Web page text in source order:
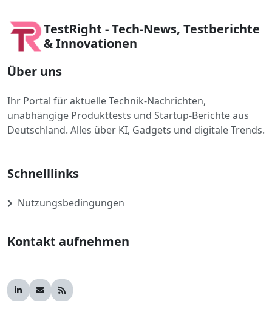
TestRight - Tech-News, Testberichte
& Innovationen
Über uns
Ihr Portal für aktuelle Technik-Nachrichten,
unabhängige Produkttests und Startup-Berichte aus
Deutschland. Alles über KI, Gadgets und digitale Trends.
Schnelllinks
Nutzungsbedingungen
Kontakt aufnehmen